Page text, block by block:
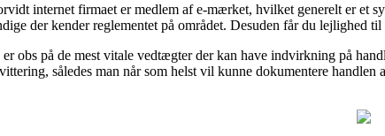
internet firmaet er medlem af e-mærket, hvilket generelt er et
der kender reglementet på området. Desuden får du lejlighed
obs på de mest vitale vedtægter der kan have indvirkning på
således man når som helst vil kunne dokumentere